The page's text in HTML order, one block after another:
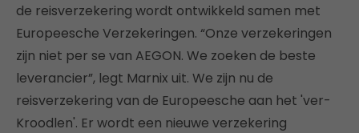
de reisverzekering wordt ontwikkeld samen met
Europeesche Verzekeringen. “Onze verzekeringen
zijn niet per se van AEGON. We zoeken de beste
leverancier”, legt Marnix uit. We zijn nu de
reisverzekering van de Europeesche aan het 'ver-
Kroodlen'. Er wordt een nieuwe verzekering